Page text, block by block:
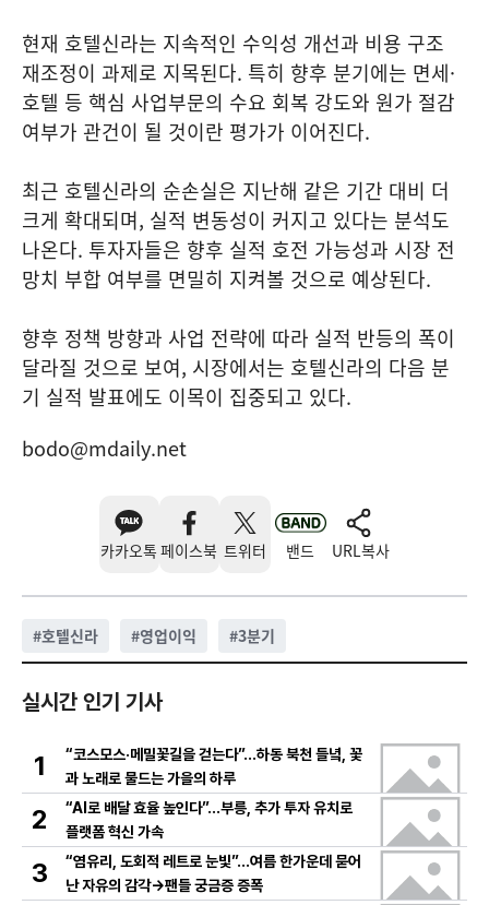
현재 호텔신라는 지속적인 수익성 개선과 비용 구조
재조정이 과제로 지목된다. 특히 향후 분기에는 면세·
호텔 등 핵심 사업부문의 수요 회복 강도와 원가 절감
여부가 관건이 될 것이란 평가가 이어진다.
최근 호텔신라의 순손실은 지난해 같은 기간 대비 더
크게 확대되며, 실적 변동성이 커지고 있다는 분석도
나온다. 투자자들은 향후 실적 호전 가능성과 시장 전
망치 부합 여부를 면밀히 지켜볼 것으로 예상된다.
향후 정책 방향과 사업 전략에 따라 실적 반등의 폭이
달라질 것으로 보여, 시장에서는 호텔신라의 다음 분
기 실적 발표에도 이목이 집중되고 있다.
bodo@mdaily.net
카카오톡 페이스북 트위터 밴드 URL복사
#호텔신라 #영업이익 #3분기
실시간 인기 기사
1
“코스모스·메밀꽃길을 걷는다”…하동 북천 들녘, 꽃
과 노래로 물드는 가을의 하루
2
“AI로 배달 효율 높인다”…부릉, 추가 투자 유치로
플랫폼 혁신 가속
3
“염유리, 도회적 레트로 눈빛”…여름 한가운데 묻어
난 자유의 감각→팬들 궁금증 증폭